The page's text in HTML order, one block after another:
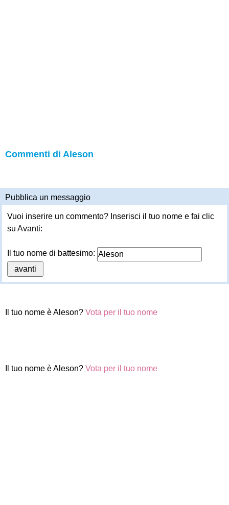
Commenti di Aleson
Pubblica un messaggio
Vuoi inserire un commento? Inserisci il tuo nome e fai clic
su Avanti:
Il tuo nome di battesimo:
Il tuo nome è Aleson? Vota per il tuo nome
Il tuo nome è Aleson? Vota per il tuo nome